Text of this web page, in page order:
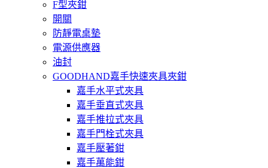
F型夾鉗
開關
防靜電桌墊
電源供應器
油封
GOODHAND嘉手快速夾具夾鉗
嘉手水平式夾具
嘉手垂直式夾具
嘉手推拉式夾具
嘉手門栓式夾具
嘉手壓著鉗
嘉手萬能鉗